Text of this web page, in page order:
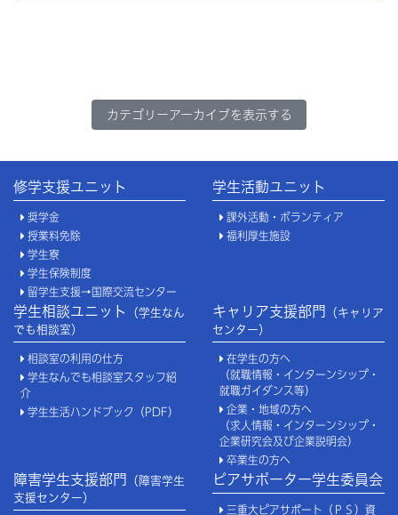
カテゴリーアーカイブを表示する
修学支援ユニット
奨学金
授業料免除
学生寮
学生保険制度
留学生支援→国際交流センター
学生活動ユニット
課外活動・ボランティア
福利厚生施設
学生相談ユニット
（学生なん
でも相談室）
相談室の利用の仕方
学生なんでも相談室スタッフ紹
介
学生生活ハンドブック（PDF）
キャリア支援部門
（キャリア
センター）
在学生の方へ
（就職情報・インターンシップ・
就職ガイダンス等）
企業・地域の方へ
（求人情報・インターンシップ・
企業研究会及び企業説明会）
卒業生の方へ
障害学生支援部門
（障害学生
支援センター）
ピアサポーター学生委員会
三重大ピアサポート（ＰＳ）資